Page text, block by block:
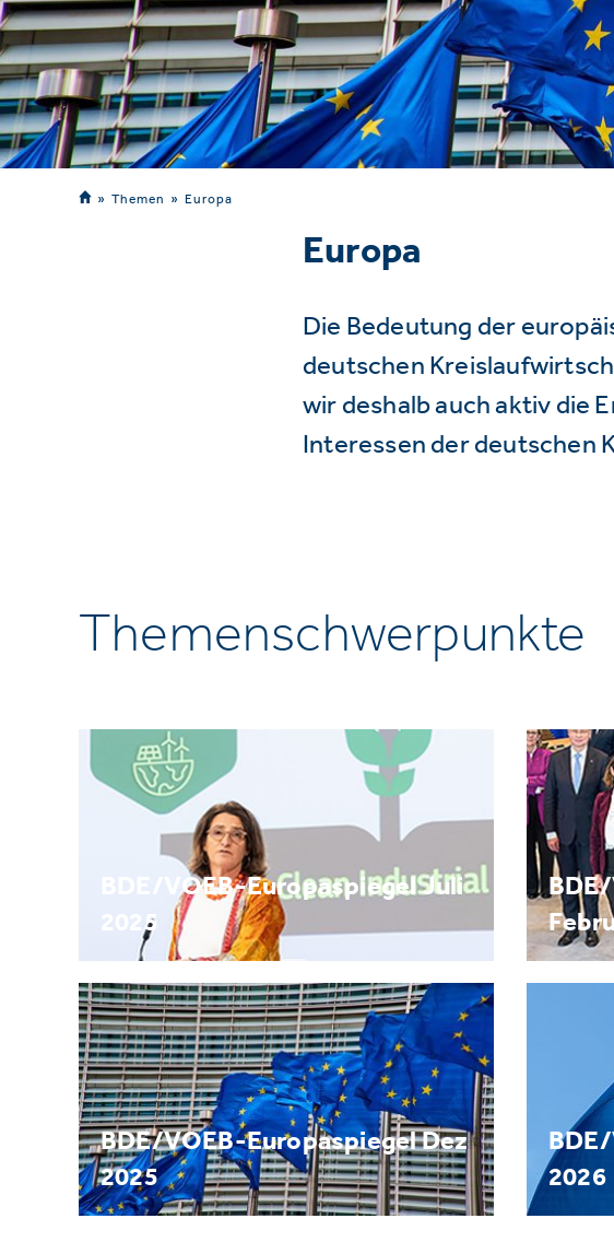
Themen Europa
Europa
Die Bedeutung der
deutschen
wir deshalb auch aktiv die
Interessen der deutschen
Themenschwerpunkte
BDE/VOEB-Europaspiegel Juli
2025
BDE/VOEB-Europaspiegel Dez
2025
2026